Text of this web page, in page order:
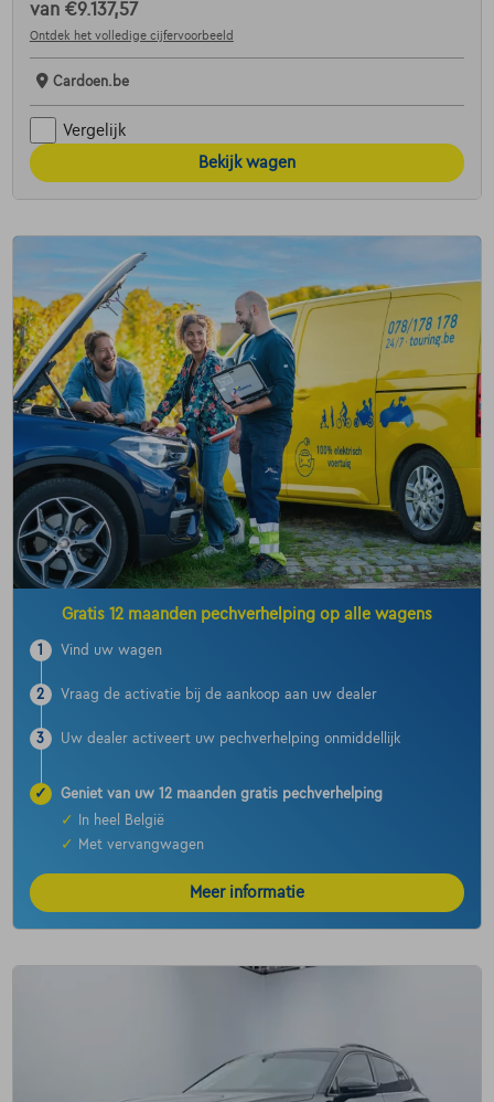
van €9.137,57
Ontdek het volledige cijfervoorbeeld
Cardoen.be
Vergelijk
Bekijk wagen
Gratis 12 maanden pechverhelping op alle wagens
1 Vind uw wagen
2 Vraag de activatie bij de aankoop aan uw dealer
3 Uw dealer activeert uw pechverhelping onmiddellijk
✓
Geniet van uw 12 maanden gratis pechverhelping
✓
In heel België
✓
Met vervangwagen
Meer informatie